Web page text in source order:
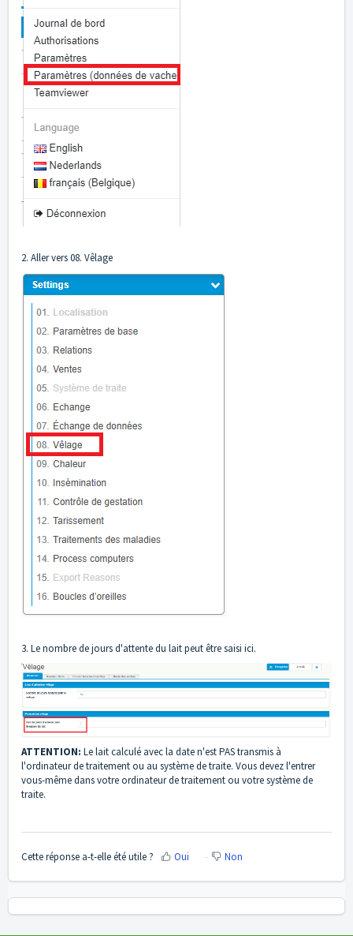
2. Aller vers 08. Vêlage
3. Le nombre de jours d'attente du lait peut être saisi ici.
ATTENTION: Le lait calculé avec la date n'est PAS transmis à
l'ordinateur de traitement ou au système de traite. Vous devez l'entrer
vous-même dans votre ordinateur de traitement ou votre système de
traite.
Cette réponse a-t-elle été utile ? Oui Non